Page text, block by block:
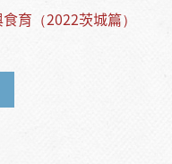
育（2022茨城篇）